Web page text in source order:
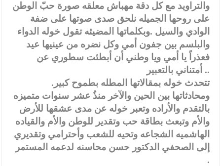
والتراويد مع كل دقة مهباش معلقه صورة حبّ الوطن
على روحها الجميله نلحق صدى صوتها على ضفة
الوادي والسيل .وبكلماتها المضيئه تقول خوله الدواء
والبلسم بين جفون أمي وكل نضره من عينيها عيد
فعذراً يا أمي ويا وطني أن أبطئت سطوري عن
أمتناني بالتعبير ..
.تتحدث خوله بمقالاتها المطله بطموح كبير
ومحادثاتها بين الحين والآخر منذُ عشر سنوات متميزه
بالتقدم والأراده وتعبر خوله عن مدى عشقها للأرض
والأم وتبعث بطاقة حب وتقدير للوطن والأم والقياده
الهاشميه الشجاعه وتحيه للشعب وأحترامي وتقديري
إلى الصحفي الدكتور حسن محاسنه لدعمه المستمر
.